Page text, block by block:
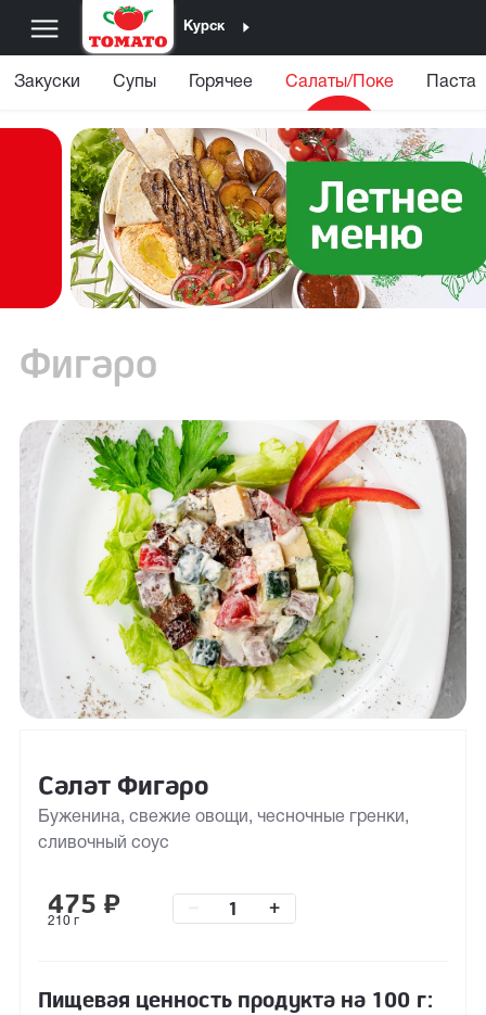
Курск
Закуски Супы Горячее Салаты/Поке Паста
Фигаро
Салат Фигаро
Буженина, свежие овощи, чесночные гренки,
сливочный соус
475 ₽
210 г
+
Пищевая ценность продукта на 100 г: